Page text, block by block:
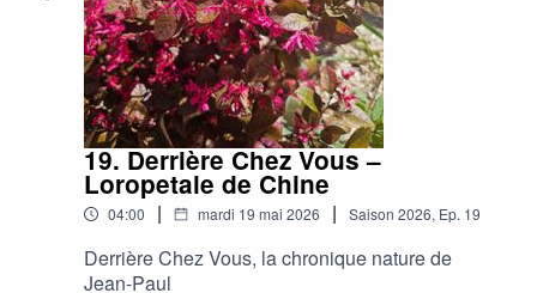
19. Derrière Chez Vous –
Loropetale de Chine
04:00 | mardi 19 mai 2026 | Saison 2026, Ep. 19
Derrière Chez Vous, la chronique nature de
Jean-Paul